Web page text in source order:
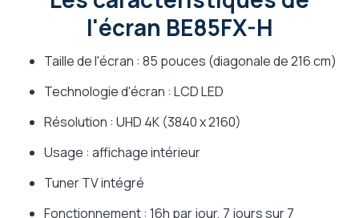
l'écran BE85FX-H
Taille de l'écran : 85 pouces (diagonale de 216 cm)
Technologie d'écran : LCD LED
Résolution : UHD 4K (3840 x 2160)
Usage : affichage intérieur
Tuner TV intégré
Fonctionnement : 16h par jour, 7 jours sur 7